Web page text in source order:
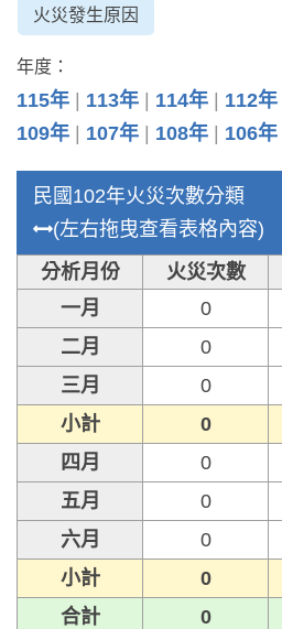
火災發生原因
年度：
115年 113年 114年 112年
109年
107年 108年 106年
民國102年火災次數分類
(左右拖曳查看表格內容)
分析月份
火災次數
一月
0
二月
0
三月
0
小計
0
四月
0
五月
0
六月
0
小計
0
合計
0